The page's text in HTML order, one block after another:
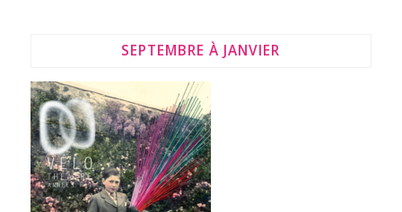
SEPTEMBRE À JANVIER